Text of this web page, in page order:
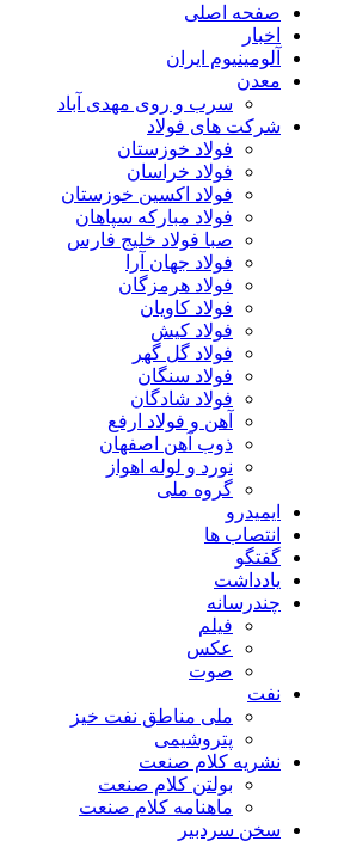
صفحه اصلی
اخبار
آلومینیوم ایران
معدن
سرب و روی مهدی آباد
شرکت های فولاد
فولاد خوزستان
فولاد خراسان
فولاد اکسین خوزستان
فولاد مبارکه سپاهان
صبا فولاد خلیج فارس
فولاد جهان آرا
فولاد هرمزگان
فولاد کاویان
فولاد کیش
فولاد گل گهر
فولاد سنگان
فولاد شادگان
آهن و فولاد ارفع
ذوب آهن اصفهان
نورد و لوله اهواز
گروه ملی
ایمیدرو
انتصاب ها
گفتگو
یادداشت
چندرسانه
فیلم
عکس
صوت
نفت
ملی مناطق نفت خیز
پتروشیمی
نشریه کلام صنعت
بولتن کلام صنعت
ماهنامه کلام صنعت
سخن سردبیر